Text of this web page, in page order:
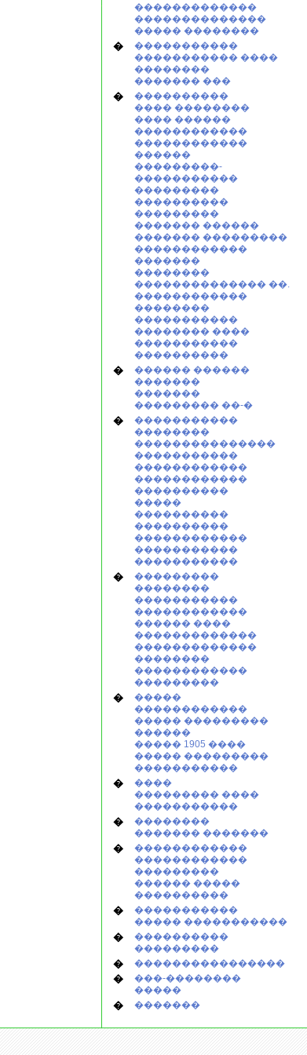
�������������
��������������
����� ��������
�
�����������
����������� ����
��������
������� ���
�
����������
���� ��������
���� ������
������������
������������
������
���������-
�����������
���������
����������
���������
������� ������
������� ���������
������������
�������
��������
�������������� ��.
������������
��������
�����������
�������� ����
�����������
����������
�
������ ������
�������
�������
��������� ��-�
�
�����������
��������
���������������
�����������
������������
������������
����������
�����
����������
����������
������������
�����������
�����������
�
���������
��������
�����������
������������
������ ����
�������������
�������������
��������
������������
���������
�
�����
������������
����� ���������
������
����� 1905 ����
����� ���������
�����������
�
����
��������� ����
�����������
�
��������
������� �������
�
������������
������������
���������
������ �����
����������
�
�����������
����� �����������
�
����������
���������
� ����������������
�
���-��������
�����
� �������